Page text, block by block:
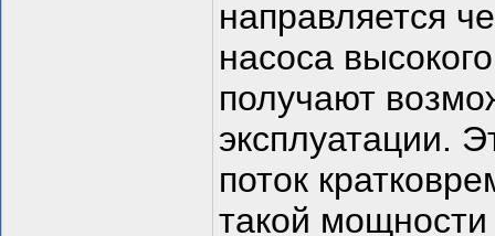
направляется
насоса
получают
эксплуатации.
поток
такой